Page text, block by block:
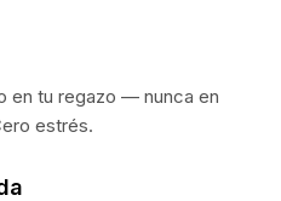
en tu regazo — nunca en
estrés.